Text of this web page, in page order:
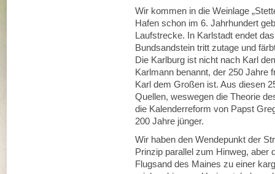
Wir kommen in die Weinlage
Hafen schon im 6. Jahrhundert
Laufstrecke. In Karlstadt endet
Bundsandstein tritt zutage und
Die Karlburg ist nicht nach Karl
Karlmann benannt, der 250 Jahre
Karl dem Großen ist. Aus diesen
Quellen, weswegen die Theorie
die Kalenderreform von Papst
200 Jahre jünger.
Wir haben den Wendepunkt der
Prinzip parallel zum Hinweg, aber
Flugsand des Maines zu einer